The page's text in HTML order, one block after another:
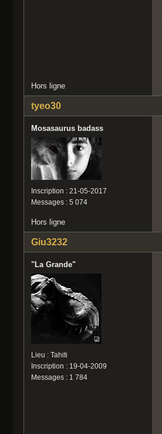
Hors ligne
tyeo30
Mosasaurus badass
Inscription : 21-05-2017
Messages : 5 074
Hors ligne
Giu3232
"La Grande"
Lieu : Tahiti
Inscription : 19-04-2009
Messages : 1 784